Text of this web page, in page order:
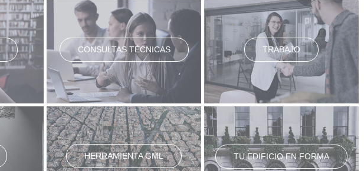
CONSULTAS TÉCNICAS TRABAJO
HERRAMIENTA GML TU EDIFICIO EN FORMA